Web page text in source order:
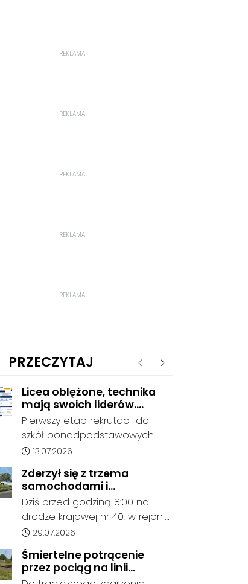
REKLAMA
REKLAMA
REKLAMA
REKLAMA
REKLAMA
PRZECZYTAJ Poprzednie
Następne
Licea oblężone, technika
mają swoich liderów.
Znamy wstępne wyniki
rekrutacji do szkół w
powiecie
Pierwszy etap rekrutacji do
szkół ponadpodstawowych
prowadzonych przez Powiat
pokazuje coraz wyraźniejsze
preferencje tegorocznych
absolwentów szkół
podstawowych. Dane dotyczą
kandydatów, którzy wskazali
dany oddział jako pierwszy
wybór, dlatego nie stanowią
jeszcze ostatecznego wyniku
Data dodania artykułu:
13.07.2026
Zderzył się z trzema
samochodami i
kontynuował jazdę. Seria
kolizji na Drodze Krajowej
nr 40
Dziś przed godziną 8:00 na
drodze krajowej nr 40, w rejonie
ronda im. Witolda Pileckiego
oraz ronda w Reńskiej Wsi,
doszło do serii zdarzeń
drogowych z udziałem trzech
Data dodania artykułu:
29.07.2026
Śmiertelne potrącenie
przez pociąg na linii
Kędzierzyn-Koźle - Gliwice.